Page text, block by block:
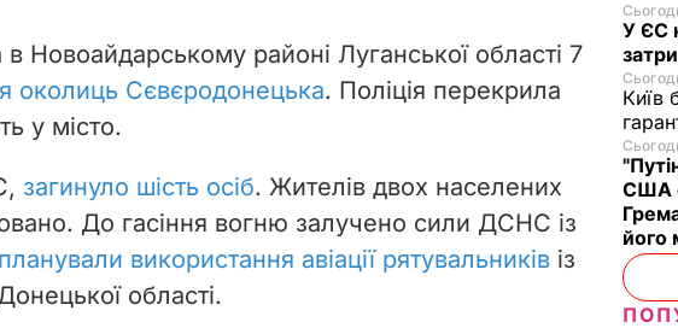
Новоайдарському районі Луганської області 7
околиць Сєвєродонецька. Поліція перекрила
у місто.
загинуло шість осіб. Жителів двох населених
До гасіння вогню залучено сили ДСНС із
планували використання авіації рятувальників із
області.
У ЄС
Київ
США
його